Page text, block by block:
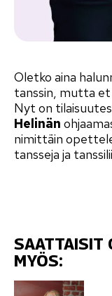
Oletko aina
tanssin, mutta et
Nyt on
Helinän
nimittäin
tansseja ja
SAATTAISIT
MYÖS: